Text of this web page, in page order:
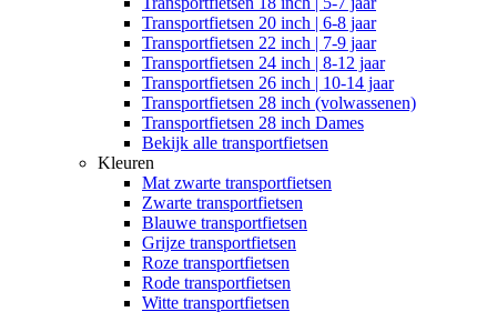
Transportfietsen 20 inch | 6-8 jaar
Transportfietsen 22 inch | 7-9 jaar
Transportfietsen 24 inch | 8-12 jaar
Transportfietsen 26 inch | 10-14 jaar
Transportfietsen 28 inch (volwassenen)
Transportfietsen 28 inch Dames
Bekijk alle transportfietsen
Kleuren
Mat zwarte transportfietsen
Zwarte transportfietsen
Blauwe transportfietsen
Grijze transportfietsen
Roze transportfietsen
Rode transportfietsen
Witte transportfietsen